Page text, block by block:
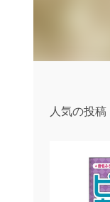
人気の投稿